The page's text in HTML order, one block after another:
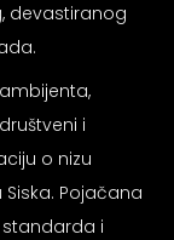
devastiranog
i
o nizu
Siska. Pojačana
standarda i